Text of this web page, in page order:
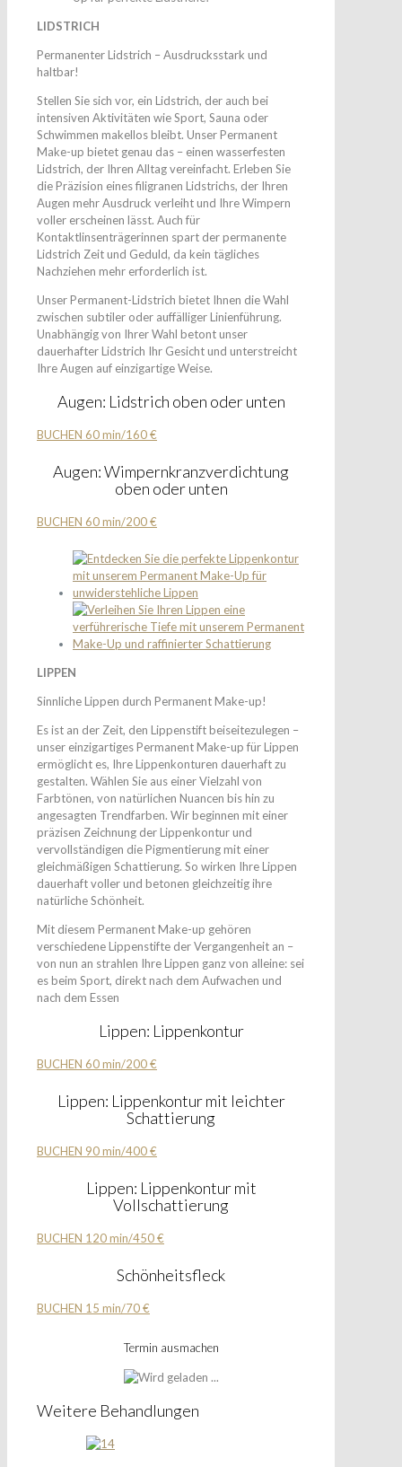
LIDSTRICH
Permanenter Lidstrich – Ausdrucksstark und
haltbar!
Stellen Sie sich vor, ein Lidstrich, der auch bei
intensiven Aktivitäten wie Sport, Sauna oder
Schwimmen makellos bleibt. Unser Permanent
Make-up bietet genau das – einen wasserfesten
Lidstrich, der Ihren Alltag vereinfacht. Erleben Sie
die Präzision eines filigranen Lidstrichs, der Ihren
Augen mehr Ausdruck verleiht und Ihre Wimpern
voller erscheinen lässt. Auch für
Kontaktlinsenträgerinnen spart der permanente
Lidstrich Zeit und Geduld, da kein tägliches
Nachziehen mehr erforderlich ist.
Unser Permanent-Lidstrich bietet Ihnen die Wahl
zwischen subtiler oder auffälliger Linienführung.
Unabhängig von Ihrer Wahl betont unser
dauerhafter Lidstrich Ihr Gesicht und unterstreicht
Ihre Augen auf einzigartige Weise.
Augen: Lidstrich oben oder unten
BUCHEN 60 min/160 €
Augen: Wimpernkranzverdichtung
oben oder unten
BUCHEN 60 min/200 €
LIPPEN
Sinnliche Lippen durch Permanent Make-up!
Es ist an der Zeit, den Lippenstift beiseitezulegen –
unser einzigartiges Permanent Make-up für Lippen
ermöglicht es, Ihre Lippenkonturen dauerhaft zu
gestalten. Wählen Sie aus einer Vielzahl von
Farbtönen, von natürlichen Nuancen bis hin zu
angesagten Trendfarben. Wir beginnen mit einer
präzisen Zeichnung der Lippenkontur und
vervollständigen die Pigmentierung mit einer
gleichmäßigen Schattierung. So wirken Ihre Lippen
dauerhaft voller und betonen gleichzeitig ihre
natürliche Schönheit.
Mit diesem Permanent Make-up gehören
verschiedene Lippenstifte der Vergangenheit an –
von nun an strahlen Ihre Lippen ganz von alleine: sei
es beim Sport, direkt nach dem Aufwachen und
nach dem Essen
Lippen: Lippenkontur
BUCHEN 60 min/200 €
Lippen: Lippenkontur mit leichter
Schattierung
BUCHEN 90 min/400 €
Lippen: Lippenkontur mit
Vollschattierung
BUCHEN 120 min/450 €
Schönheitsfleck
BUCHEN 15 min/70 €
Termin ausmachen
Weitere Behandlungen